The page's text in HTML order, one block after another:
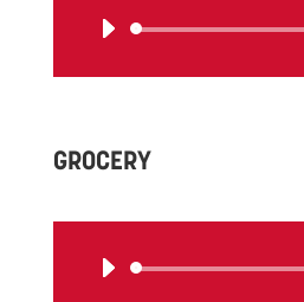
ヤ
音
プ
GROCERY
音